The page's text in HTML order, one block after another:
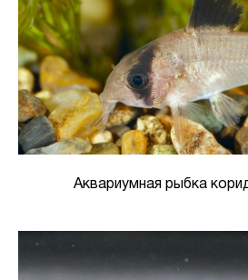
Аквариумная рыбка